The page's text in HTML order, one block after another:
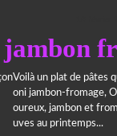
Voilà un plat de pâtes
oni jambon-fromage,
oureux, jambon et
uves au printemps...